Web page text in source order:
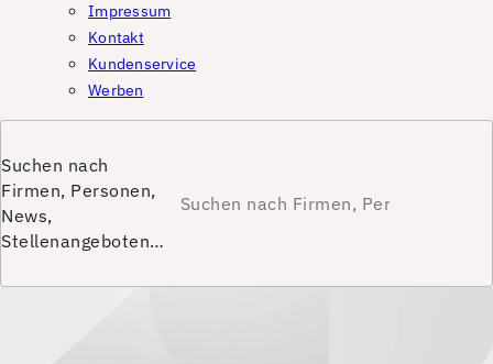
Impressum
Kontakt
Kundenservice
Werben
Suchen nach
Firmen, Personen,
News,
Stellenangeboten…